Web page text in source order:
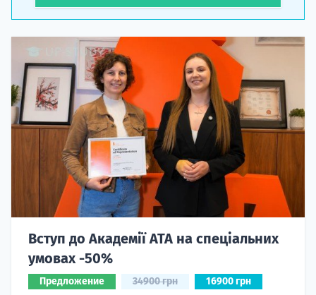
Вступ до Академії ATA на спеціальних
умовах -50%
Предложение 34900 грн 16900 грн